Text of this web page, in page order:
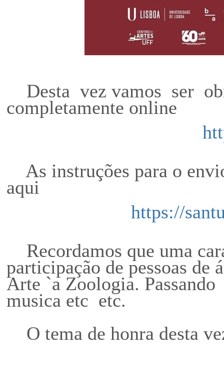
Desta vez vamos ser
completamente online
As instruções para o
aqui
https://
Recordamos que uma
participação de pessoas de
Arte `a Zoologia.
musica etc etc.
O tema de honra desta